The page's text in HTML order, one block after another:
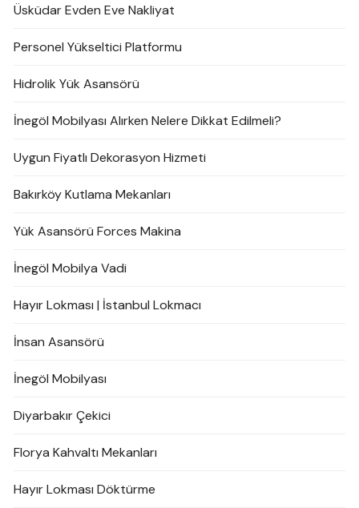
Üsküdar Evden Eve Nakliyat
Personel Yükseltici Platformu
Hidrolik Yük Asansörü
İnegöl Mobilyası Alırken Nelere Dikkat Edilmeli?
Uygun Fiyatlı Dekorasyon Hizmeti
Bakırköy Kutlama Mekanları
Yük Asansörü Forces Makina
İnegöl Mobilya Vadi
Hayır Lokması | İstanbul Lokmacı
İnsan Asansörü
İnegöl Mobilyası
Diyarbakır Çekici
Florya Kahvaltı Mekanları
Hayır Lokması Döktürme